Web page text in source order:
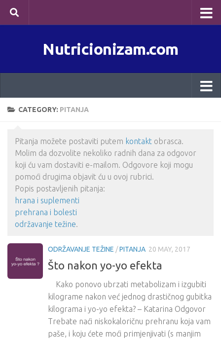
Skip to content
Nutricionizam.com
CATEGORY: PITANJA
Pitanja možete postaviti putem kontakt obrasca.
Molim da dozvolite nekoliko radnih dana za odgovor
koji ću vam dostaviti e-mailom. Odgovore koji mogu
pomoći drugima objavit ću u ovoj rubrici.
Popis postavljenih pitanja:
hrana i suplementi
prehrana i bolesti
održavanje težine.
ODRŽAVANJE TEŽINE /PITANJA 20 MAY, 2017
Što nakon yo-yo efekta
Kako ponovo ubrzati metabolizam i izgubiti
kilograme nakon već jednog drastičnog gubitka
kilograma i yo-yo efekta? – Katarina Odgovor
Trebate naći niskokaloričnu prehranu koja vam
paše, i koju ćete moći primjenjivati (s manjim